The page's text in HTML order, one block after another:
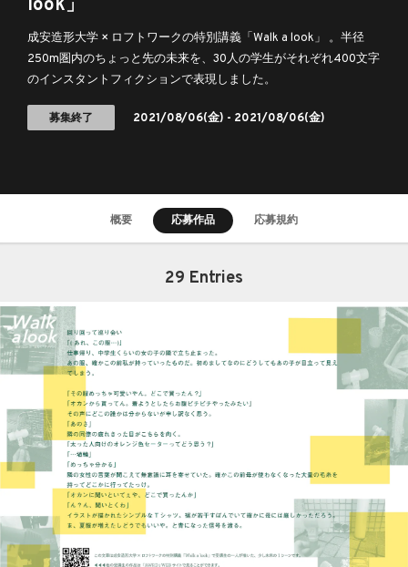
look」
成安造形大学 × ロフトワークの特別講義「Walk a look」 。半径
250m圏内のちょっと先の未来を、30人の学生がそれぞれ400文字
のインスタントフィクションで表現しました。
募集終了 2021/08/06(金) - 2021/08/06(金)
概要 応募作品 応募規約
29 Entries